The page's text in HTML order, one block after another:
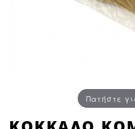
Πατήστε
ΚΟΚΚΑΛΟ